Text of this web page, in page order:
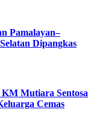
Pamalayan–
Dipangkas
Mutiara Sentosa
Cemas